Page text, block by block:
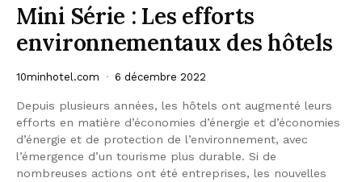
Mini Série : Les efforts
environnementaux des hôtels
10minhotel.com 6 décembre 2022
Depuis plusieurs années, les hôtels ont augmenté leurs
efforts en matière d’économies d’énergie et d’économies
d’énergie et de protection de l’environnement, avec
l’émergence d’un tourisme plus durable. Si de
nombreuses actions ont été entreprises, les nouvelles